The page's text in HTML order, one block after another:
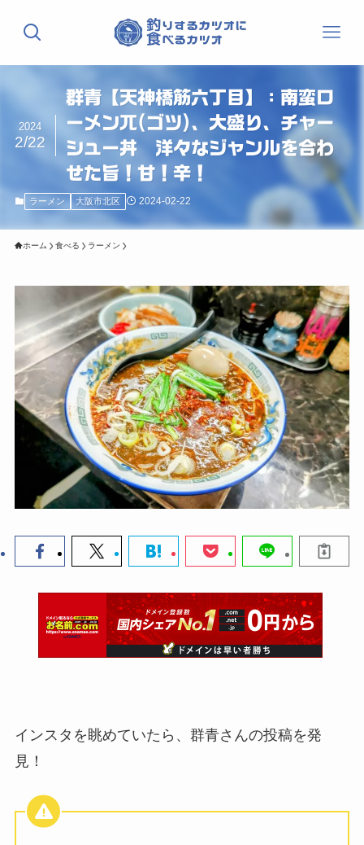
群青【天神橋筋六丁目】：南蛮ロ
ーメン兀(ゴツ)、大盛り、チャー
シュー丼 洋々なジャンルを合わ
せた旨！甘！辛！
2024
2/22
ラーメン 大阪市北区 2024-02-22
ホーム 食べる ラーメン
インスタを眺めていたら、群青さんの投稿を発
見！